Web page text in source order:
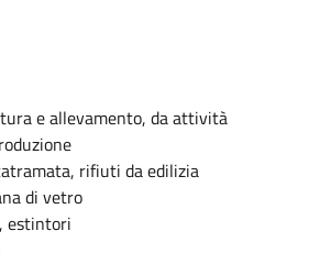
e allevamento, da attività
rifiuti da edilizia
di vetro
estintori